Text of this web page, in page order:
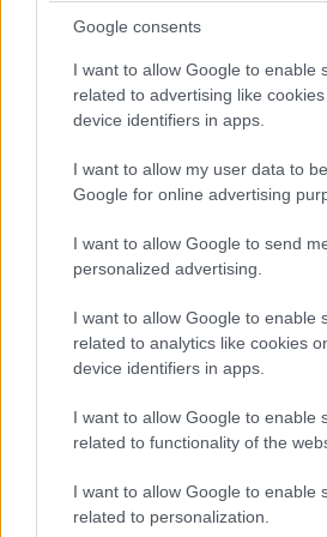
Google consents
I want to allow Google to enable
related to advertising like
device identifiers in apps.
I want to allow my user data to
Google for online advertising
I want to allow Google to send
personalized advertising.
I want to allow Google to enable
related to analytics like cookies
device identifiers in apps.
I want to allow Google to enable
related to functionality of the
I want to allow Google to enable
related to personalization.
της περιοχής, ενώ από το
τροφοδότη της
Οι πιέσεις για τον
επιπτώσεις σε όλη την
μεταξύ των οποίων και ο
με τη ΔΕΗ να προχωρά σε
περιβαλλοντικής
εγκαταστάσεις αποθείωσης,
Η ανακοίνωση του
Μητσοτάκη, από το βήμα του
Οκτώβριο του 2019 για την